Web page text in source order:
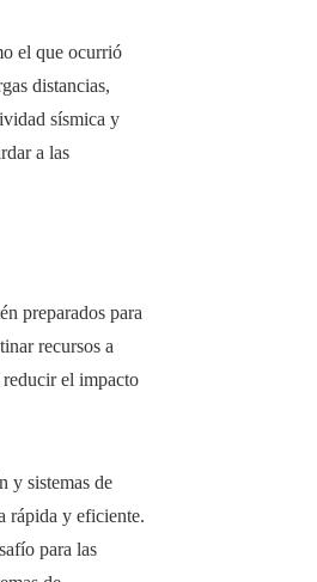
el que ocurrió
distancias,
sísmica y
a las
preparados para
recursos a
reducir el impacto
y sistemas de
rápida y eficiente.
para las